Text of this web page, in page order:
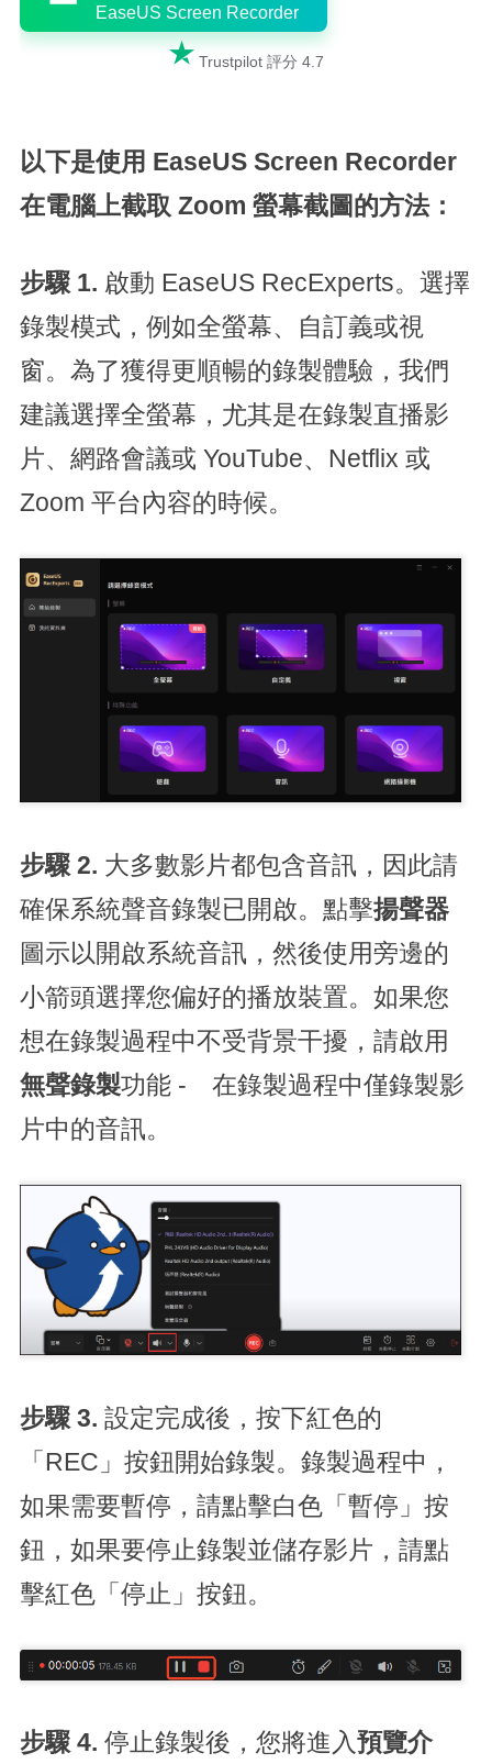
EaseUS Screen Recorder
 Trustpilot 評分 4.7
以下是使用 EaseUS Screen Recorder
在電腦上截取 Zoom 螢幕截圖的方法：
步驟 1. 啟動 EaseUS RecExperts。選擇
錄製模式，例如全螢幕、自訂義或視
窗。為了獲得更順暢的錄製體驗，我們
建議選擇全螢幕，尤其是在錄製直播影
片、網路會議或 YouTube、Netflix 或
Zoom 平台內容的時候。
步驟 2. 大多數影片都包含音訊，因此請
確保系統聲音錄製已開啟。點擊揚聲器
圖示以開啟系統音訊，然後使用旁邊的
小箭頭選擇您偏好的播放裝置。如果您
想在錄製過程中不受背景干擾，請啟用
無聲錄製功能 - 在錄製過程中僅錄製影
片中的音訊。
步驟 3. 設定完成後，按下紅色的
「REC」按鈕開始錄製。錄製過程中，
如果需要暫停，請點擊白色「暫停」按
鈕，如果要停止錄製並儲存影片，請點
擊紅色「停止」按鈕。
步驟 4. 停止錄製後，您將進入預覽介